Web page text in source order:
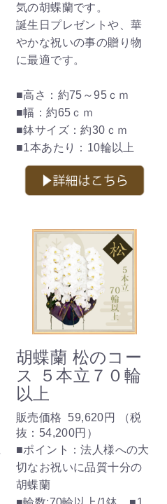
気の胡蝶蘭です。
誕生日プレゼントや、華
やかな祝いの事の贈り物
に最適です。
■高さ：約75～95ｃｍ
■幅：約65ｃｍ
■鉢サイズ：約30ｃｍ
■1本あたり：10輪以上
胡蝶蘭 松のコー
ス ５本立７０輪
以上
販売価格 59,620円
（税
抜： 54,200円 ）
■ポイント：法人様への大
切なお祝いに品質十分の
胡蝶蘭